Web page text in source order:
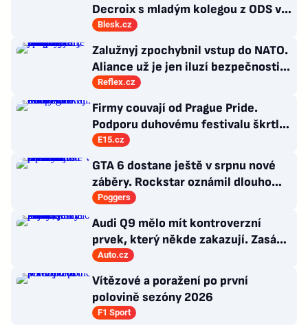
Decroix s mladým kolegou z ODS v
bazénu pod Sněžkou
Blesk.cz
Zalužnyj zpochybnil vstup do NATO.
Aliance už je jen iluzí bezpečnosti,
řídí ji staré doktríny
Reflex.cz
Firmy couvají od Prague Pride.
Podporu duhovému festivalu škrtl i
Microsoft
E15.cz
GTA 6 dostane ještě v srpnu nové
záběry. Rockstar oznámil dlouho
očekávanou prezentaci
Poggers
Audi Q9 mělo mít kontroverzní
prvek, který někde zakazují. Zasáhl
nejvyšší šéf
Auto.cz
Vítězové a poražení po první
polovině sezóny 2026
F1 Sport